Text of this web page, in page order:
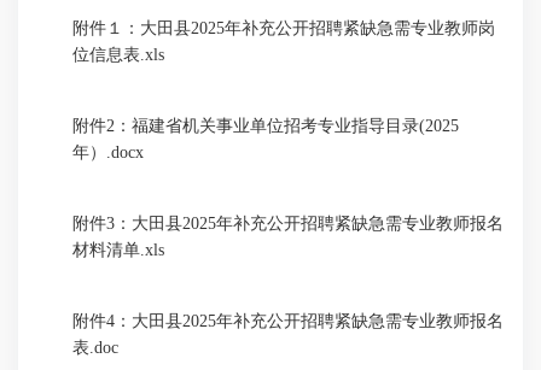
附件１：大田县2025年补充公开招聘紧缺急需专业教师岗
位信息表.xls
附件2：福建省机关事业单位招考专业指导目录(2025
年）.docx
附件3：大田县2025年补充公开招聘紧缺急需专业教师报名
材料清单.xls
附件4：大田县2025年补充公开招聘紧缺急需专业教师报名
表.doc